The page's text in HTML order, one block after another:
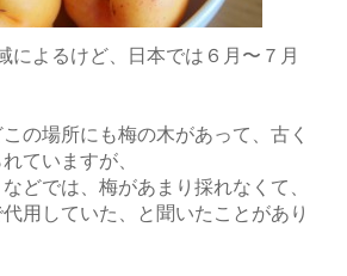
によるけど、日本では６月〜７月
の場所にも梅の木があって、古く
ていますが、
どでは、梅があまり採れなくて、
用していた、と聞いたことがあり